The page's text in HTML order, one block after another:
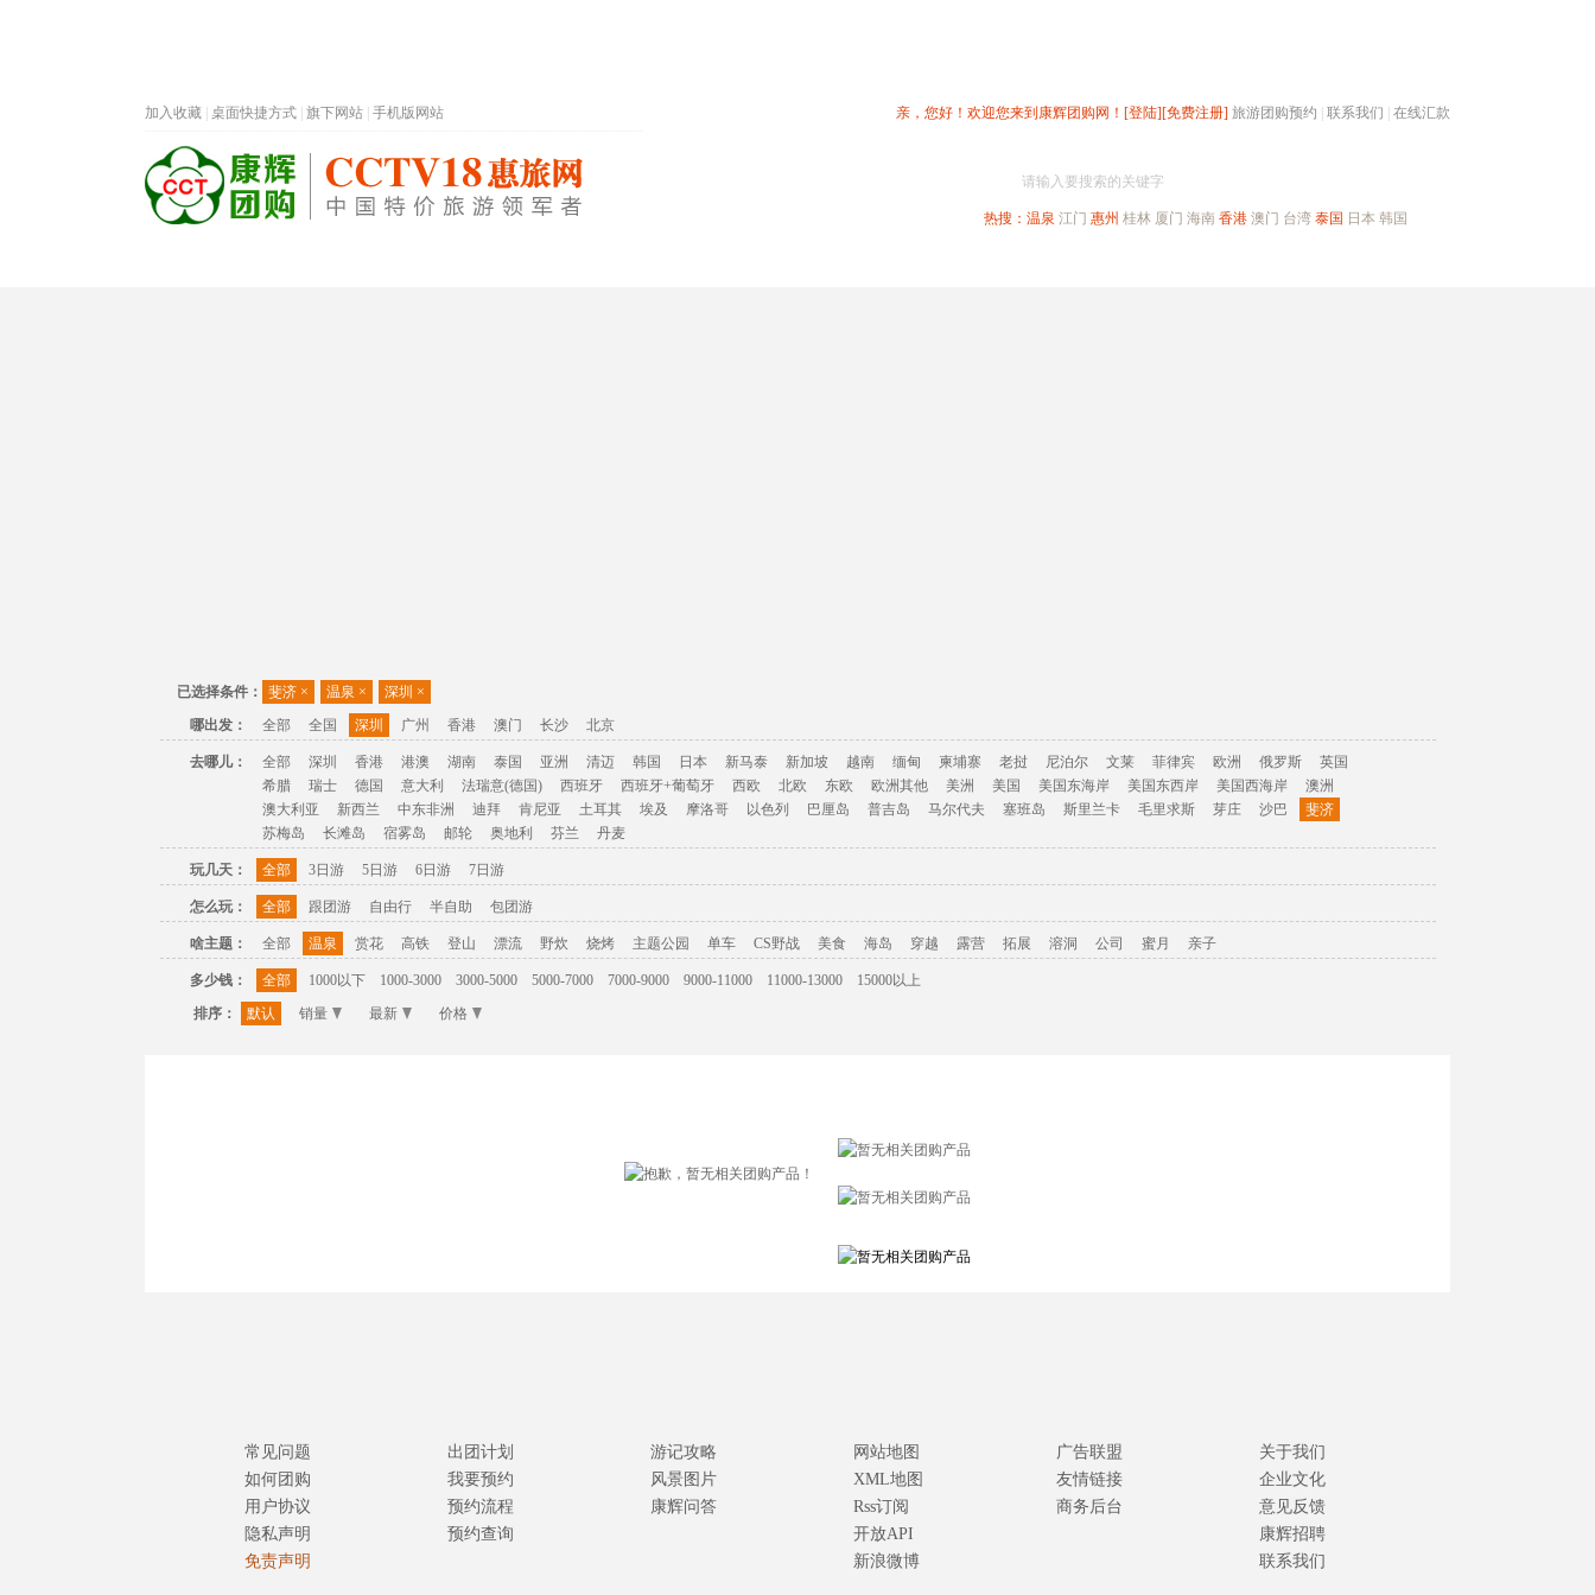
亲，您好！欢迎您来到康辉团购网！ [登陆][免费注册] 旅游团购预约 联系我们 在线汇款
加入收藏 桌面快捷方式 旗下网站 手机版网站
请输入要搜索的关键字
热搜： 温泉 江门 惠州 桂林 厦门 海南 香港 澳门 台湾 泰国 日本 韩国
已选择条件： 斐济 × 温泉 × 深圳 ×
哪出发：
全部 全国 深圳 广州 香港 澳门 长沙 北京
去哪儿： 全部 深圳 香港 港澳 湖南 泰国 亚洲 清迈 韩国 日本 新马泰 新加坡 越南 缅甸 柬埔寨 老挝 尼泊尔 文莱 菲律宾 欧洲 俄罗斯
英国
希腊
瑞士 德国 意大利 法瑞意(德国) 西班牙 西班牙+葡萄牙 西欧 北欧 东欧 欧洲其他 美洲 美国 美国东海岸 美国东西岸 美国西海岸
澳洲
澳大利亚
新西兰 中东非洲 迪拜 肯尼亚 土耳其 埃及 摩洛哥 以色列 巴厘岛 普吉岛 马尔代夫 塞班岛 斯里兰卡 毛里求斯 芽庄 沙巴
斐济
苏梅岛
长滩岛 宿雾岛 邮轮 奥地利 芬兰 丹麦
玩几天： 全部 3日游 5日游 6日游 7日游
怎么玩： 全部 跟团游 自由行 半自助 包团游
啥主题： 全部 温泉 赏花 高铁 登山 漂流 野炊 烧烤 主题公园 单车 CS野战 美食 海岛 穿越 露营 拓展 溶洞 公司 蜜月 亲子
多少钱： 全部 1000以下 1000-3000 3000-5000 5000-7000 7000-9000 9000-11000 11000-13000
15000以上
排序：
默认 销量 最新 价格
常见问题
如何团购
用户协议
隐私声明
免责声明
出团计划
我要预约
预约流程
预约查询
游记攻略
风景图片
康辉问答
网站地图
XML地图
Rss订阅
开放API
新浪微博
广告联盟
友情链接
商务后台
关于我们
企业文化
意见反馈
康辉招聘
联系我们